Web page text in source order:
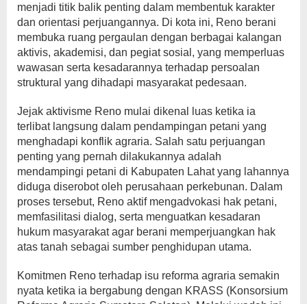
menjadi titik balik penting dalam membentuk karakter
dan orientasi perjuangannya. Di kota ini, Reno berani
membuka ruang pergaulan dengan berbagai kalangan
aktivis, akademisi, dan pegiat sosial, yang memperluas
wawasan serta kesadarannya terhadap persoalan
struktural yang dihadapi masyarakat pedesaan.
Jejak aktivisme Reno mulai dikenal luas ketika ia
terlibat langsung dalam pendampingan petani yang
menghadapi konflik agraria. Salah satu perjuangan
penting yang pernah dilakukannya adalah
mendampingi petani di Kabupaten Lahat yang lahannya
diduga diserobot oleh perusahaan perkebunan. Dalam
proses tersebut, Reno aktif mengadvokasi hak petani,
memfasilitasi dialog, serta menguatkan kesadaran
hukum masyarakat agar berani memperjuangkan hak
atas tanah sebagai sumber penghidupan utama.
Komitmen Reno terhadap isu reforma agraria semakin
nyata ketika ia bergabung dengan KRASS (Konsorsium